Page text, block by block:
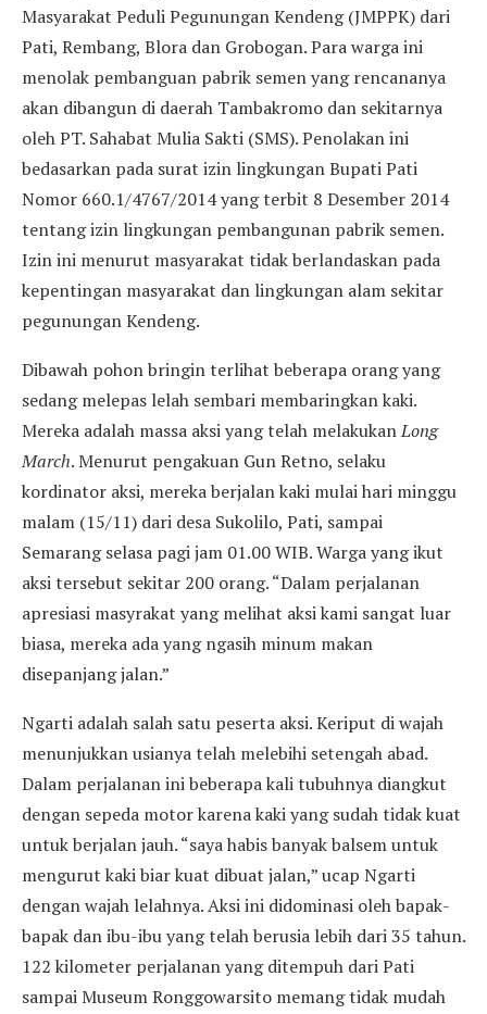
Masyarakat Peduli Pegunungan Kendeng (JMPPK) dari
Pati, Rembang, Blora dan Grobogan. Para warga ini
menolak pembanguan pabrik semen yang rencananya
akan dibangun di daerah Tambakromo dan sekitarnya
oleh PT. Sahabat Mulia Sakti (SMS). Penolakan ini
bedasarkan pada surat izin lingkungan Bupati Pati
Nomor 660.1/4767/2014 yang terbit 8 Desember 2014
tentang izin lingkungan pembangunan pabrik semen.
Izin ini menurut masyarakat tidak berlandaskan pada
kepentingan masyarakat dan lingkungan alam sekitar
pegunungan Kendeng.
Dibawah pohon bringin terlihat beberapa orang yang
sedang melepas lelah sembari membaringkan kaki.
Mereka adalah massa aksi yang telah melakukanLong
March. Menurut pengakuan Gun Retno, selaku
kordinator aksi, mereka berjalan kaki mulai hari minggu
malam (15/11) dari desa Sukolilo, Pati, sampai
Semarang selasa pagi jam 01.00 WIB. Warga yang ikut
aksi tersebut sekitar 200 orang. “Dalam perjalanan
apresiasi masyrakat yang melihat aksi kami sangat luar
biasa, mereka ada yang ngasih minum makan
disepanjang jalan.”
Ngarti adalah salah satu peserta aksi. Keriput di wajah
menunjukkan usianya telah melebihi setengah abad.
Dalam perjalanan ini beberapa kali tubuhnya diangkut
dengan sepeda motor karena kaki yang sudah tidak kuat
untuk berjalan jauh. “saya habis banyak balsem untuk
mengurut kaki biar kuat dibuat jalan,” ucap Ngarti
dengan wajah lelahnya. Aksi ini didominasi oleh bapak-
bapak dan ibu-ibu yang telah berusia lebih dari 35 tahun.
122 kilometer perjalanan yang ditempuh dari Pati
sampai Museum Ronggowarsito memang tidak mudah